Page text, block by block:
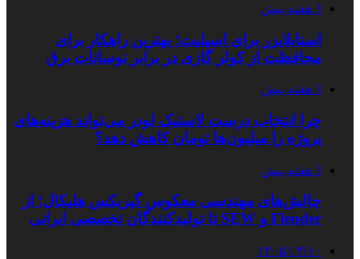
3 هفته پیش
استابلایزر برای اسپلیت؛ بهترین راهکار برای
محافظت از کولر گازی در برابر نوسانات برق
3 هفته پیش
چرا انتخاب درست لاستیک لودر می‌تواند هزینه‌های
پروژه را میلیون‌ها تومان کاهش دهد؟
3 هفته پیش
چالش‌های مهندسی معکوس گیربکس هلیکال؛ از
Flender و SEW تا تولیدکنندگان تخصصی ایرانی
۱۴۰۵/۰۴/۱۰